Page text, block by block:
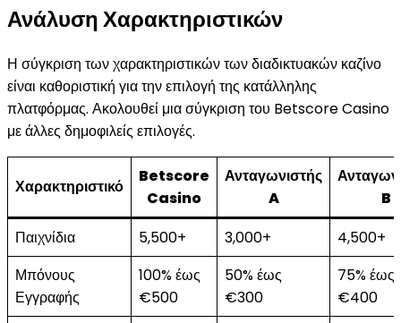
Ανάλυση Χαρακτηριστικών
Η σύγκριση των χαρακτηριστικών των διαδικτυακών καζίνο
είναι καθοριστική για την επιλογή της κατάλληλης
πλατφόρμας. Ακολουθεί μια σύγκριση του Betscore Casino
με άλλες δημοφιλείς επιλογές.
Χαρακτηριστικό
Betscore
Casino
Ανταγωνιστής
A
B
Παιχνίδια
5,500+ 3,000+
4,500+
Μπόνους
Εγγραφής
100% έως
€500
50% έως
€300
75% έως
€400